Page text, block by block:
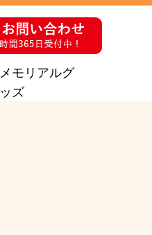
メモリアルグ
ッズ